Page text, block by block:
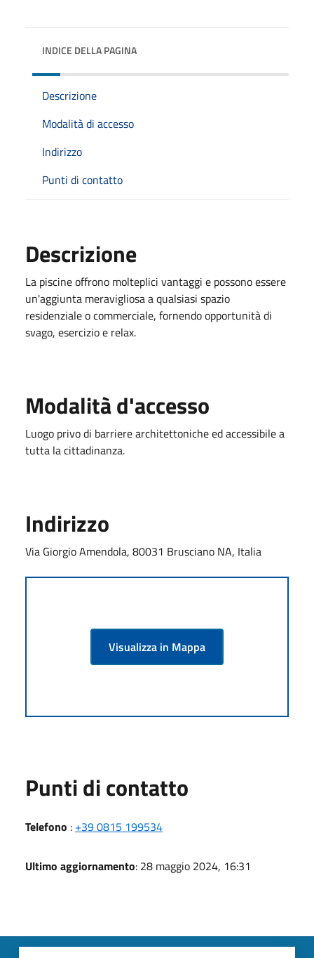
INDICE DELLA PAGINA
Descrizione
Modalità di accesso
Indirizzo
Punti di contatto
Descrizione
La piscine offrono molteplici vantaggi e possono essere
un'aggiunta meravigliosa a qualsiasi spazio
residenziale o commerciale, fornendo opportunità di
svago, esercizio e relax.
Modalità d'accesso
Luogo privo di barriere architettoniche ed accessibile a
tutta la cittadinanza.
Indirizzo
Via Giorgio Amendola, 80031 Brusciano NA, Italia
Visualizza in Mappa
Punti di contatto
Telefono : +39 0815 199534
Ultimo aggiornamento: 28 maggio 2024, 16:31